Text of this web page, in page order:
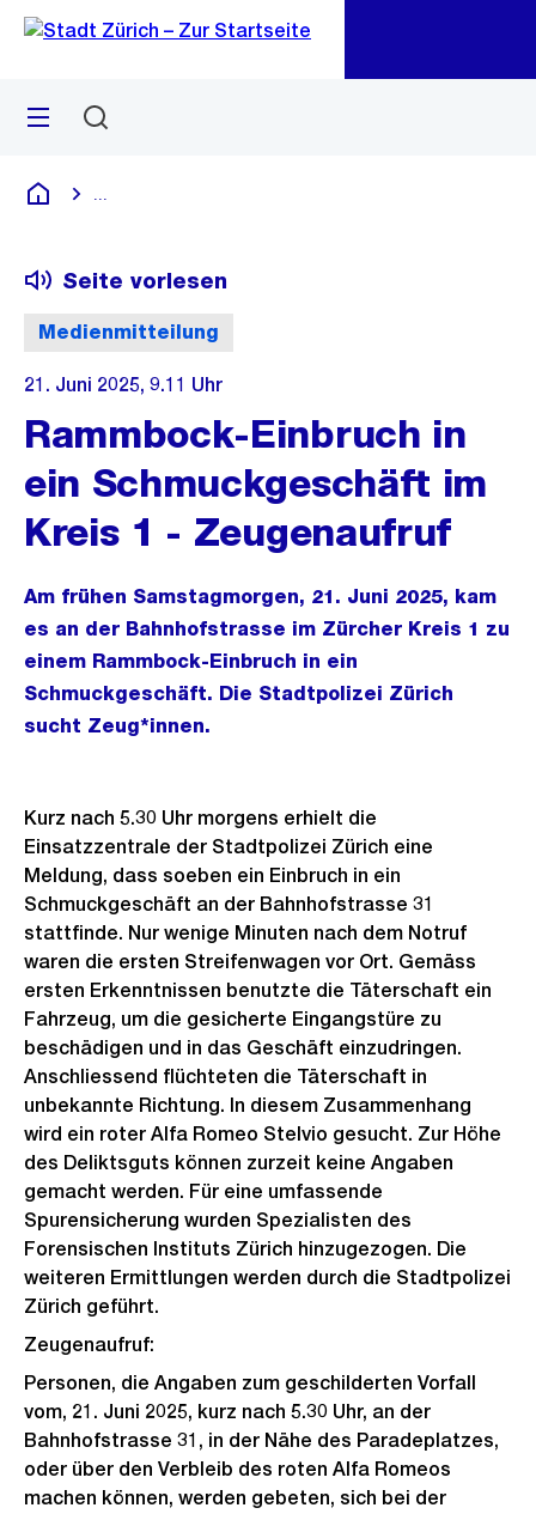
Navigation
Sprunglink
Menü
Deutsch
Medienmitteilung
Seite vorlesen
21. Juni 2025, 9.11 Uhr
Rammbock-Einbruch in
ein Schmuckgeschäft im
Kreis 1 - Zeugenaufruf
Am frühen Samstagmorgen, 21. Juni 2025, kam
es an der Bahnhofstrasse im Zürcher Kreis 1 zu
einem Rammbock-Einbruch in ein
Schmuckgeschäft. Die Stadtpolizei Zürich
sucht Zeug*innen.
Kurz nach 5.30 Uhr morgens erhielt die
Einsatzzentrale der Stadtpolizei Zürich eine
Meldung, dass soeben ein Einbruch in ein
Schmuckgeschäft an der Bahnhofstrasse 31
stattfinde. Nur wenige Minuten nach dem Notruf
waren die ersten Streifenwagen vor Ort. Gemäss
ersten Erkenntnissen benutzte die Täterschaft ein
Fahrzeug, um die gesicherte Eingangstüre zu
beschädigen und in das Geschäft einzudringen.
Anschliessend flüchteten die Täterschaft in
unbekannte Richtung. In diesem Zusammenhang
wird ein roter Alfa Romeo Stelvio gesucht. Zur Höhe
des Deliktsguts können zurzeit keine Angaben
gemacht werden. Für eine umfassende
Spurensicherung wurden Spezialisten des
Forensischen Instituts Zürich hinzugezogen. Die
weiteren Ermittlungen werden durch die Stadtpolizei
Zürich geführt.
Zeugenaufruf:
Personen, die Angaben zum geschilderten Vorfall
vom, 21. Juni 2025, kurz nach 5.30 Uhr, an der
Bahnhofstrasse 31, in der Nähe des Paradeplatzes,
oder über den Verbleib des roten Alfa Romeos
machen können, werden gebeten, sich bei der